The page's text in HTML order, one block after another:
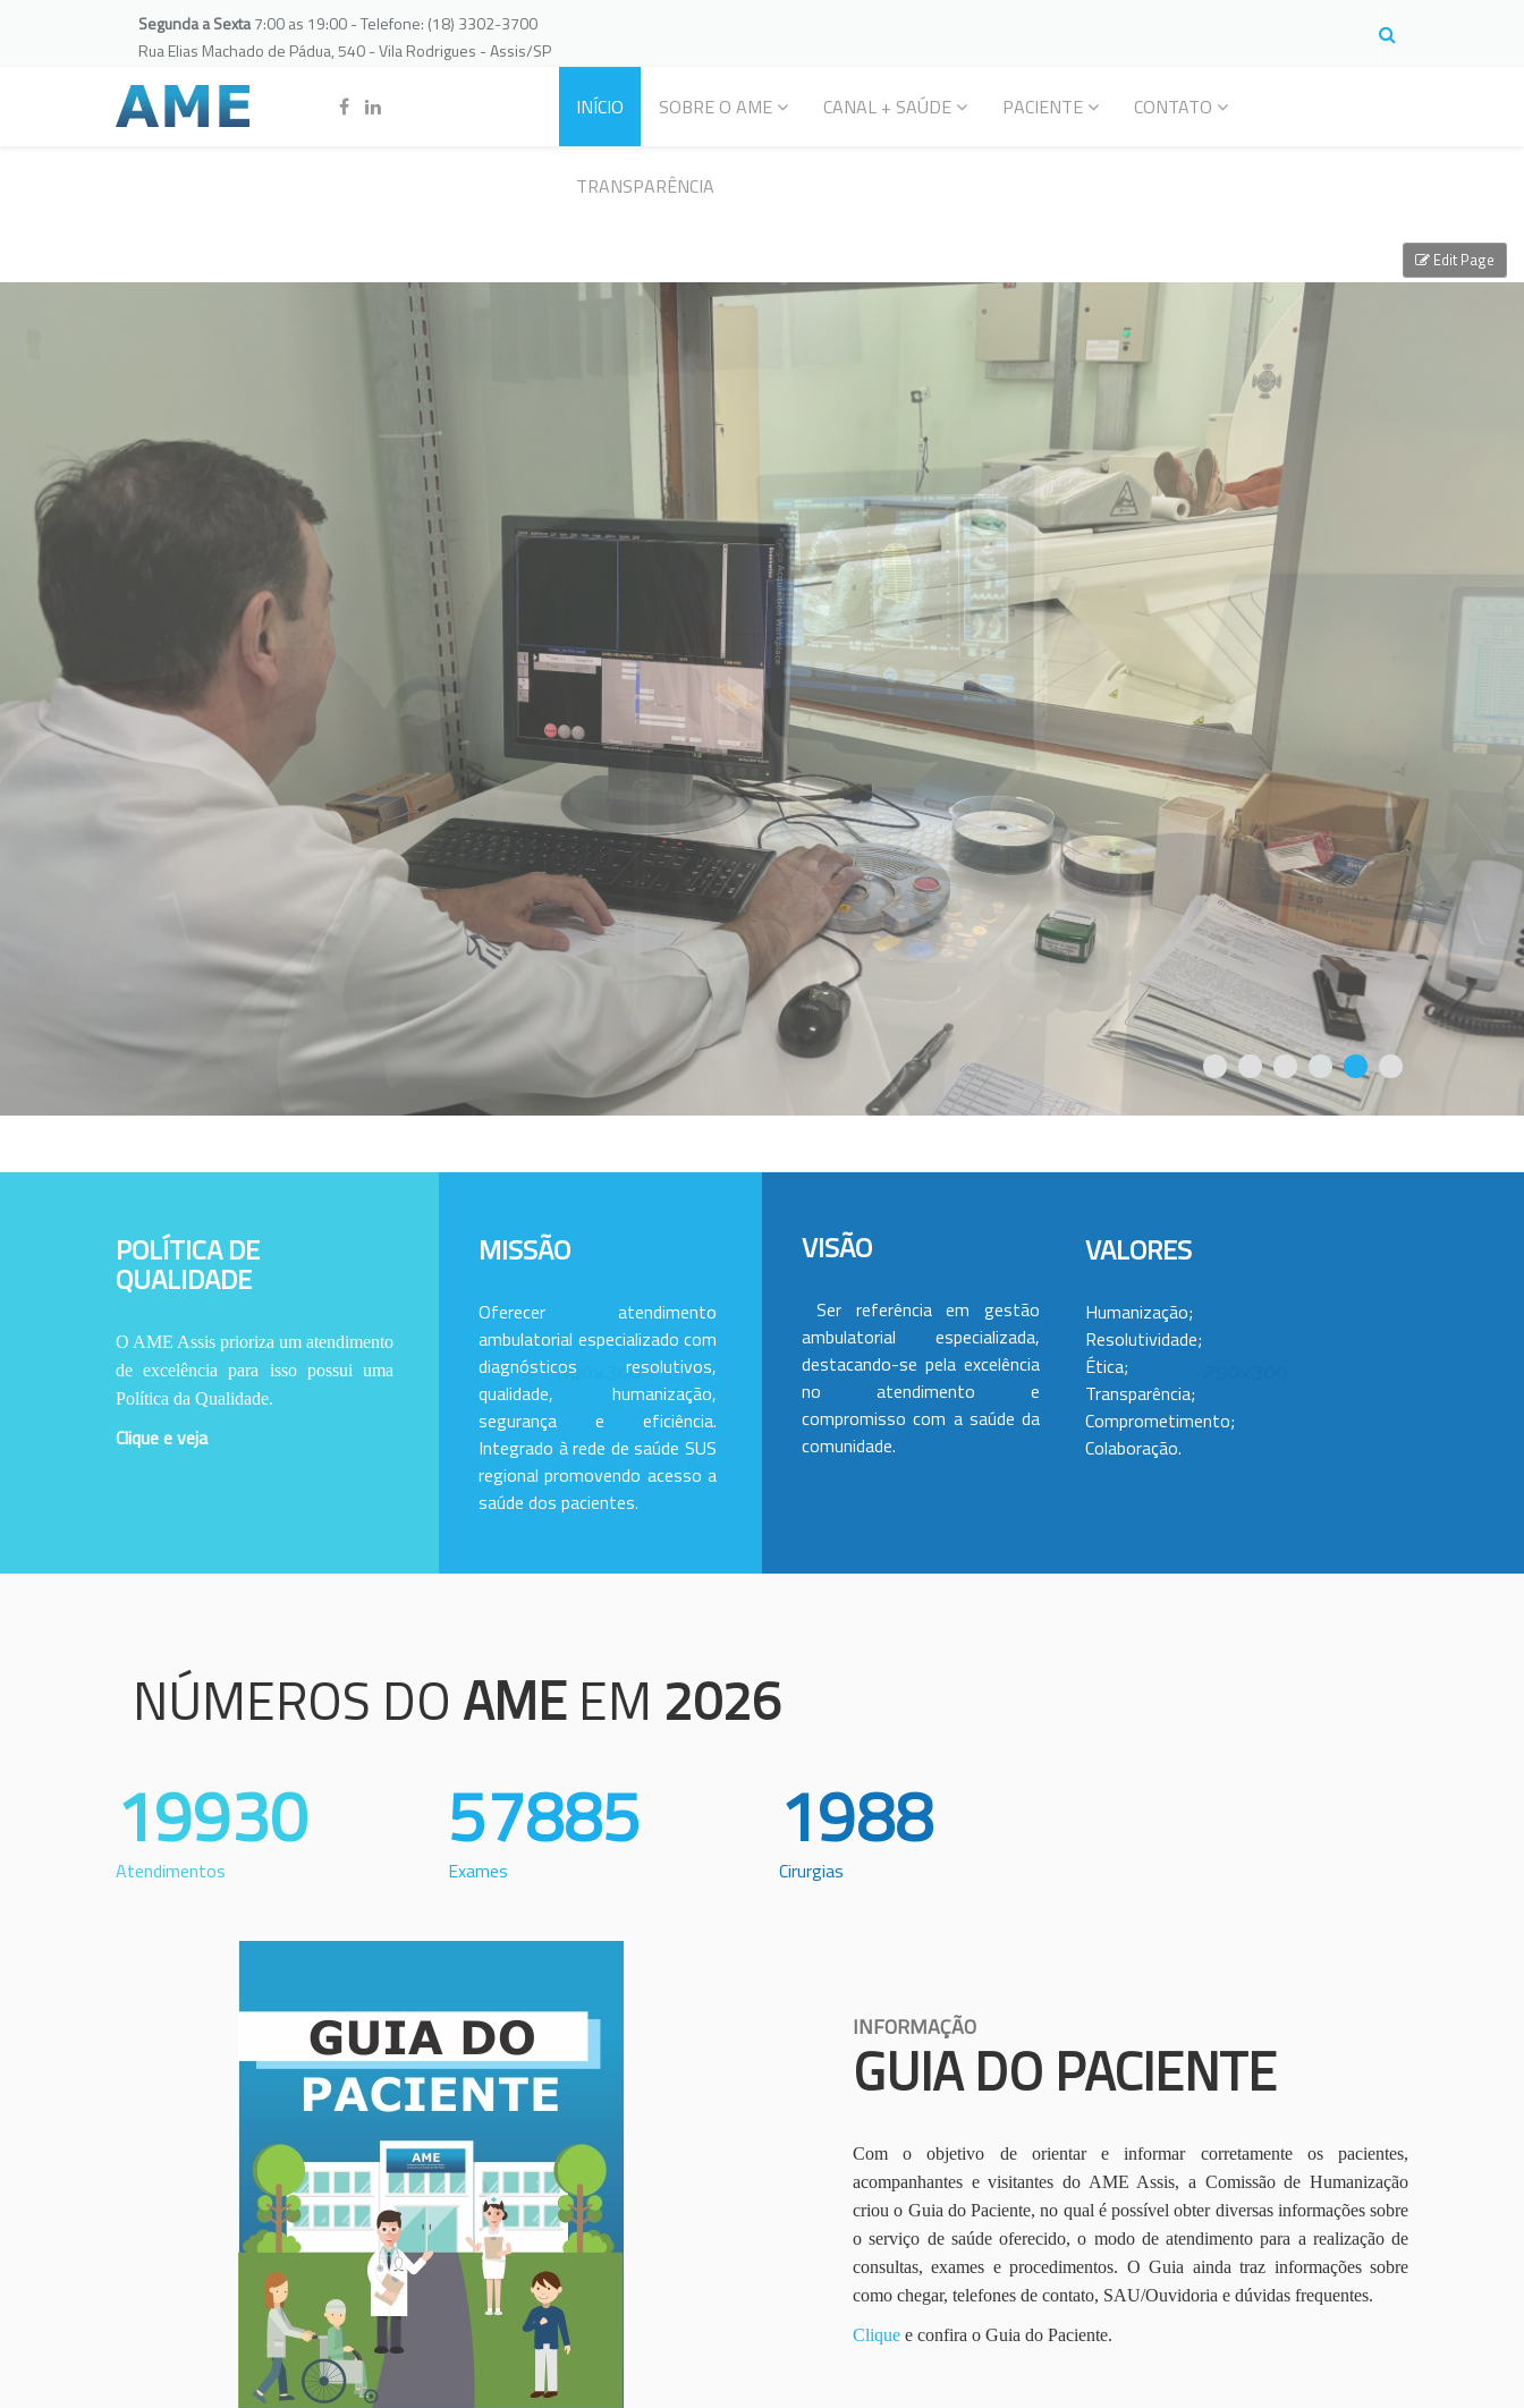
Segunda a Sexta7:00 as 19:00 - Telefone: (18) 3302-3700
Rua Elias Machado de Pádua, 540 - Vila Rodrigues - Assis/SP
INÍCIO SOBRE O AME CANAL + SAÚDE PACIENTE CONTATO
TRANSPARÊNCIA
POLÍTICA DE
QUALIDADE
O AME Assis prioriza um atendimento
de excelência para isso possui uma
Política da Qualidade.
Clique e veja
MISSÃO
Oferecer atendimento
ambulatorial especializado com
diagnósticos resolutivos,
qualidade, humanização,
segurança e eficiência.
Integrado à rede de saúde SUS
regional promovendo acesso a
saúde dos pacientes.
VISÃO
Ser referência em gestão
ambulatorial especializada,
destacando-se pela excelência
no atendimento e
compromisso com a saúde da
comunidade.
VALORES
Humanização;
Resolutividade;
Ética;
Transparência;
Comprometimento;
Colaboração.
NÚMEROS DO AME EM 2026
19930
Atendimentos
57885
Exames
1988
Cirurgias
INFORMAÇÃO
GUIA DO PACIENTE
Com o objetivo de orientar e informar corretamente os pacientes,
acompanhantes e visitantes do AME Assis, a Comissão de Humanização
criou o Guia do Paciente, no qual é possível obter diversas informações sobre
o serviço de saúde oferecido, o modo de atendimento para a realização de
consultas, exames e procedimentos. O Guia ainda traz informações sobre
como chegar, telefones de contato, SAU/Ouvidoria e dúvidas frequentes.
Clique e confira o Guia do Paciente.
Edit Page